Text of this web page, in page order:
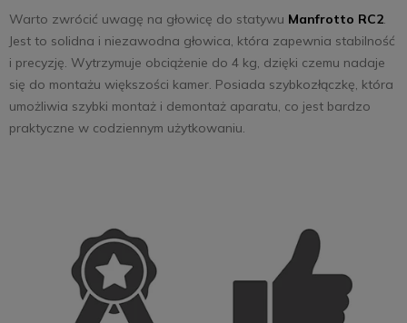
Warto zwrócić uwagę na głowicę do statywu Manfrotto RC2.
Jest to solidna i niezawodna głowica, która zapewnia stabilność
i precyzję. Wytrzymuje obciążenie do 4 kg, dzięki czemu nadaje
się do montażu większości kamer. Posiada szybkozłączkę, która
umożliwia szybki montaż i demontaż aparatu, co jest bardzo
praktyczne w codziennym użytkowaniu.